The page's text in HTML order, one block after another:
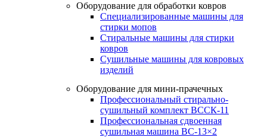
Оборудование для обработки ковров
Специализированные машины для
стирки мопов
Стиральные машины для стирки
ковров
Сушильные машины для ковровых
изделий
Оборудование для мини-прачечных
Профессиональный стирально-
сушильный комплект ВССК-11
Профессиональная сдвоенная
сушильная машина ВС-13×2